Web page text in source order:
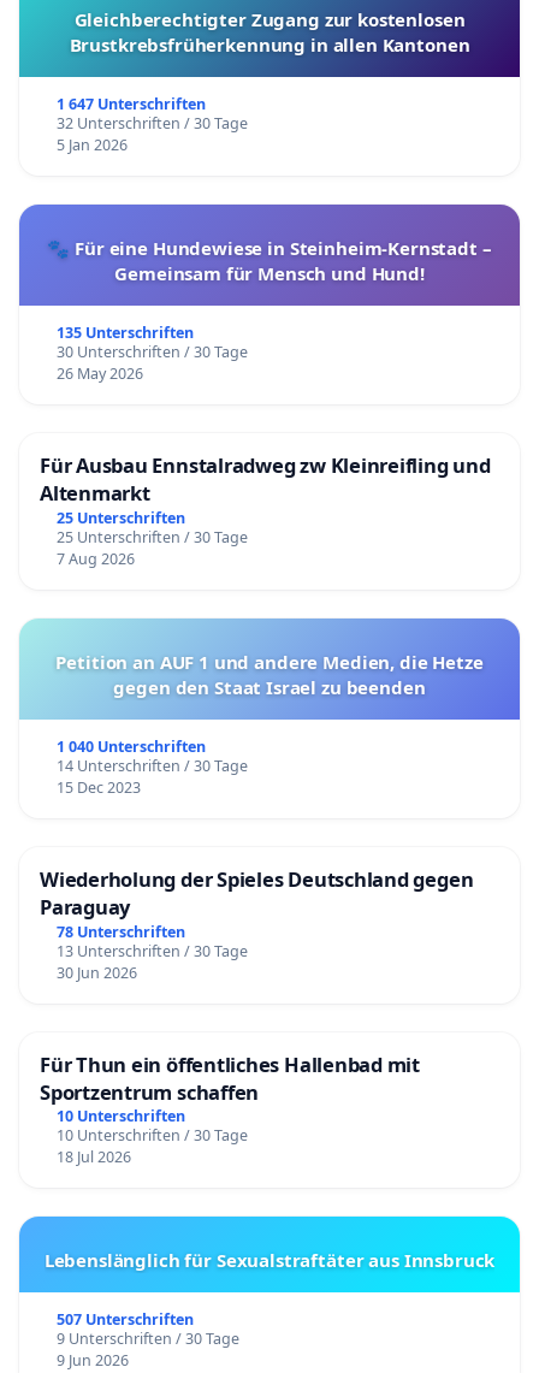
Gleichberechtigter Zugang zur kostenlosen
Brustkrebsfrüherkennung in allen Kantonen
1 647 Unterschriften
32 Unterschriften / 30 Tage
5 Jan 2026
🐾 Für eine Hundewiese in Steinheim-Kernstadt –
Gemeinsam für Mensch und Hund!
135 Unterschriften
30 Unterschriften / 30 Tage
26 May 2026
Für Ausbau Ennstalradweg zw Kleinreifling und
Altenmarkt
25 Unterschriften
25 Unterschriften / 30 Tage
7 Aug 2026
Petition an AUF 1 und andere Medien, die Hetze
gegen den Staat Israel zu beenden
1 040 Unterschriften
14 Unterschriften / 30 Tage
15 Dec 2023
Wiederholung der Spieles Deutschland gegen
Paraguay
78 Unterschriften
13 Unterschriften / 30 Tage
30 Jun 2026
Für Thun ein öffentliches Hallenbad mit
Sportzentrum schaffen
10 Unterschriften
10 Unterschriften / 30 Tage
18 Jul 2026
Lebenslänglich für Sexualstraftäter aus Innsbruck
507 Unterschriften
9 Unterschriften / 30 Tage
9 Jun 2026